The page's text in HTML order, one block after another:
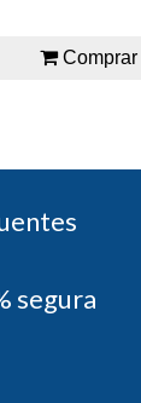
Comprar
segura